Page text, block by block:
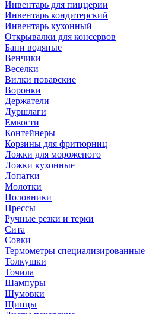
Инвентарь для пиццерии
Инвентарь кондитерский
Инвентарь кухонный
Открывалки для консервов
Бани водяные
Венчики
Веселки
Вилки поварские
Воронки
Держатели
Дуршлаги
Емкости
Контейнеры
Корзины для фритюрниц
Ложки для мороженого
Ложки кухонные
Лопатки
Молотки
Половники
Прессы
Ручные резки и терки
Сита
Совки
Термометры специализированные
Толкушки
Точила
Шампуры
Шумовки
Щипцы